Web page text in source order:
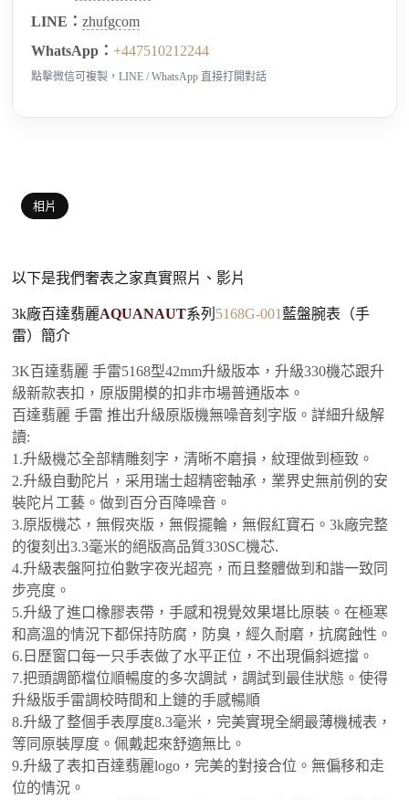
LINE：zhufgcom
WhatsApp：+447510212244
點擊微信可複製，LINE / WhatsApp 直接打開對話
相片
以下是我們奢表之家真實照片、影片
3k廠百達翡麗AQUANAUT系列 5168G-001 藍盤腕表（手
雷）簡介
3K百達翡麗 手雷5168型42mm升級版本，升級330機芯跟升
級新款表扣，原版開模的扣非市場普通版本。
百達翡麗 手雷 推出升級原版機無噪音刻字版。詳細升級解
讀:
1.升級機芯全部精雕刻字，清晰不磨損，紋理做到極致。
2.升級自動陀片，采用瑞士超精密軸承，業界史無前例的安
裝陀片工藝。做到百分百降噪音。
3.原版機芯，無假夾版，無假擺輪，無假紅寶石。3k廠完整
的復刻出3.3毫米的絕版高品質330SC機芯.
4.升級表盤阿拉伯數字夜光超亮，而且整體做到和諧一致同
步亮度。
5.升級了進口橡膠表帶，手感和視覺效果堪比原裝。在極寒
和高溫的情況下都保持防腐，防臭，經久耐磨，抗腐蝕性。
6.日歷窗口每一只手表做了水平正位，不出現偏斜遮擋。
7.把頭調節檔位順暢度的多次調試，調試到最佳狀態。使得
升級版手雷調校時間和上鏈的手感暢順
8.升級了整個手表厚度8.3毫米，完美實現全網最薄機械表，
等同原裝厚度。佩戴起來舒適無比。
9.升級了表扣百達翡麗logo，完美的對接合位。無偏移和走
位的情況。